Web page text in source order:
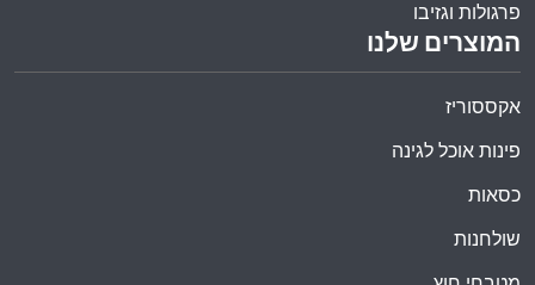
המוצרים שלנו
אקססוריז
פינות אוכל לגינה
כסאות
שולחנות
פרגולות וגזיבו